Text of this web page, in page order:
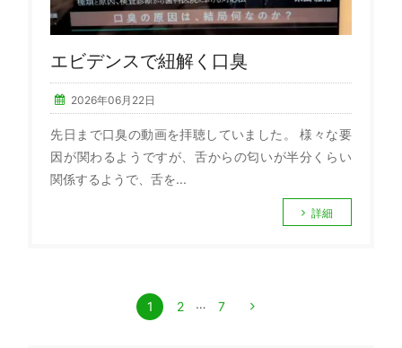
エビデンスで紐解く口臭
2026年06月22日
先日まで口臭の動画を拝聴していました。 様々な要
因が関わるようですが、舌からの匂いが半分くらい
関係するようで、舌を...
詳細
1 2 … 7